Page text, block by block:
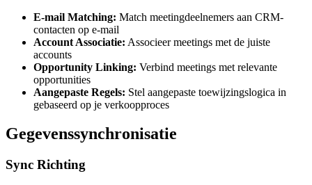
E-mail Matching: Match meetingdeelnemers aan CRM-
contacten op e-mail
Account Associatie: Associeer meetings met de juiste
accounts
Opportunity Linking: Verbind meetings met relevante
opportunities
Aangepaste Regels: Stel aangepaste toewijzingslogica in
gebaseerd op je verkoopproces
Gegevenssynchronisatie
Sync Richting